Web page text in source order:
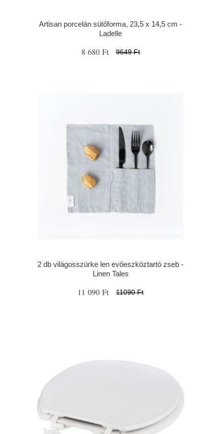
Artisan porcelán sütőforma, 23,5 x 14,5 cm -
Ladelle
8 680 Ft 9649 Ft
2 db világosszürke len evőeszköztartó zseb -
Linen Tales
11 090 Ft 11090 Ft